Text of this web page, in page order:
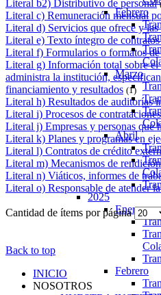
Febrero
Marzo
Abril
2025
Enero
Febrero
Literal b2) Distributivo de personal
Literal c) Remuneración mensual
Literal d) Servicios que ofrece y las
Literal e) Texto íntegro de
Literal f) Formularios o formatos
Literal g) Información total sobre el
administra la institución,
financiamiento y resultados (1)
Literal h) Resultados de auditorías
Literal i) Procesos de contrataciones
Literal j) Empresas y personas que
Literal k) Planes y programas en
Literal l) Contratos de crédito
Literal m) Mecanismos de
Literal n) Viáticos, informes de
Literal o) Responsable de atender
Cantidad de ítems por página
Back to top
INICIO
NOSOTROS